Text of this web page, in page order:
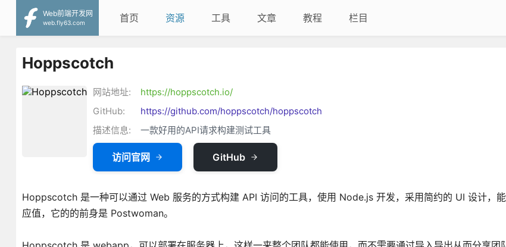
Web前端开发网
web.fly63.com
首页 资源 工具 文章 教程 栏目
Hoppscotch
网站地址:
https://hoppscotch.io/
GitHub:
https://github.com/hoppscotch/hoppscotch
描述信息:
一款好用的API请求构建测试工具
访问官网 GitHub
Hoppscotch 是一种可以通过 Web 服务的方式构建 API 访问的工具，使用 Node.js 开发，采用简约的 UI 设计，
应值，它的的前身是 Postwoman。